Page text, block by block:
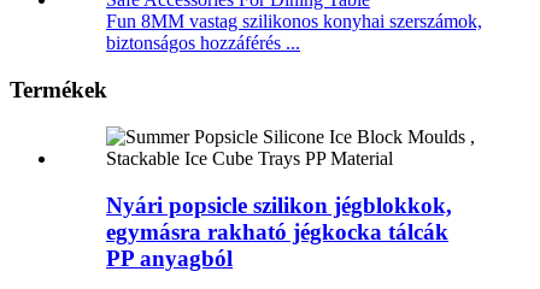
Fun 8MM vastag szilikonos konyhai szerszámok,
biztonságos hozzáférés ...
Termékek
Nyári popsicle szilikon jégblokkok,
egymásra rakható jégkocka tálcák
PP anyagból